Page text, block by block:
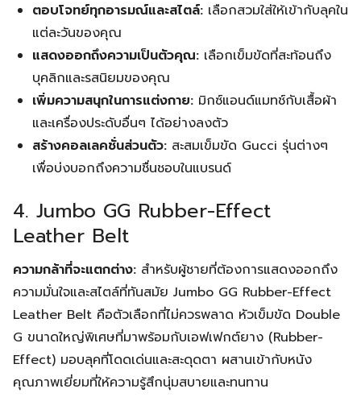
Search
for:
ตอบโจทย์ทุกอารมณ์และสไตล์: เลือกสวมใส่ให้เข้ากับลุคใน
แต่ละวันของคุณ
แสดงออกถึงความเป็นตัวคุณ: เลือกเข็มขัดที่สะท้อนถึง
บุคลิกและรสนิยมของคุณ
เพิ่มความสนุกในการแต่งกาย: มิกซ์แอนด์แมทช์กับเสื้อผ้า
และเครื่องประดับอื่นๆ ได้อย่างลงตัว
สร้างคอลเลคชั่นส่วนตัว: สะสมเข็มขัด Gucci รุ่นต่างๆ
เพื่อบ่งบอกถึงความชื่นชอบในแบรนด์
4. Jumbo GG Rubber-Effect
Leather Belt
ความกล้าที่จะแตกต่าง: สำหรับผู้ชายที่ต้องการแสดงออกถึง
ความมั่นใจและสไตล์ที่ทันสมัย Jumbo GG Rubber-Effect
Leather Belt คือตัวเลือกที่ไม่ควรพลาด หัวเข็มขัด Double
G ขนาดใหญ่พิเศษที่มาพร้อมกับเอฟเฟกต์ยาง (Rubber-
Effect) มอบลุคที่โดดเด่นและสะดุดตา ผสานเข้ากับหนัง
คุณภาพเยี่ยมที่ให้ความรู้สึกนุ่มสบายและทนทาน